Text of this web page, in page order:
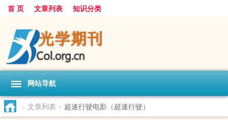
首 页 文章列表 知识分类
网站导航
> 文章列表 > 超速行驶电影（超速行驶）